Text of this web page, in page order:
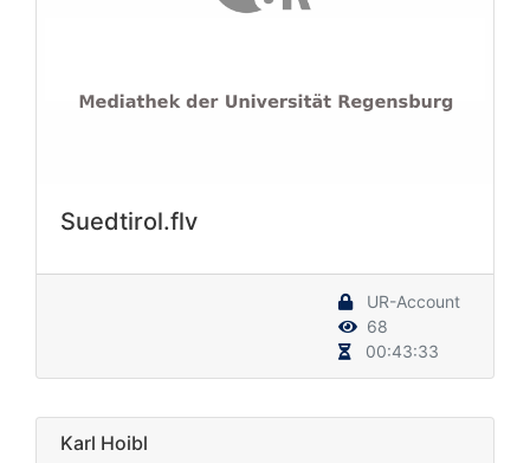
Suedtirol.flv
UR-Account
68
00:43:33
Karl Hoibl